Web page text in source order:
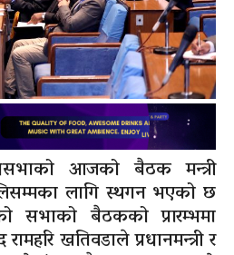
आजको बैठक मन्त्री
लागि स्थगन भएको छ
सभाको बैठकको प्रारम्भमा
खतिवडाले प्रधानमन्त्री र